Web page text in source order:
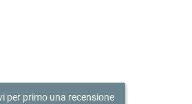
per primo una recensione